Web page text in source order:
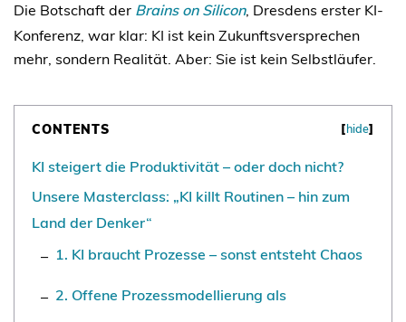
Die Botschaft der Brains on Silicon, Dresdens erster KI-
Konferenz, war klar: KI ist kein Zukunftsversprechen
mehr, sondern Realität. Aber: Sie ist kein Selbstläufer.
CONTENTS [hide]
KI steigert die Produktivität – oder doch nicht?
Unsere Masterclass: „KI killt Routinen – hin zum
Land der Denker“
1. KI braucht Prozesse – sonst entsteht Chaos
2. Offene Prozessmodellierung als